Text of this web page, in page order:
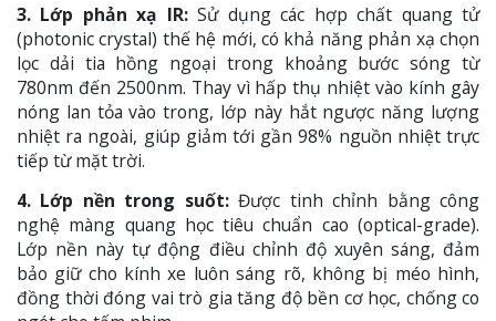
3. Lớp phản xạ IR:Sử dụng các hợp chất quang tử
(photonic crystal) thế hệ mới, có khả năng phản xạ chọn
lọc dải tia hồng ngoại trong khoảng bước sóng từ
780nm đến 2500nm. Thay vì hấp thụ nhiệt vào kính gây
nóng lan tỏa vào trong, lớp này hắt ngược năng lượng
nhiệt ra ngoài, giúp giảm tới gần 98% nguồn nhiệt trực
tiếp từ mặt trời.
4. Lớp nền trong suốt:Được tinh chỉnh bằng công
nghệ màng quang học tiêu chuẩn cao (optical-grade).
Lớp nền này tự động điều chỉnh độ xuyên sáng, đảm
bảo giữ cho kính xe luôn sáng rõ, không bị méo hình,
đồng thời đóng vai trò gia tăng độ bền cơ học, chống co